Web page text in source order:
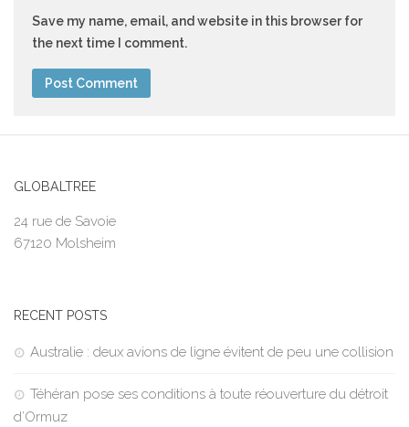
Save my name, email, and website in this browser for
the next time I comment.
GLOBALTREE
24 rue de Savoie
67120 Molsheim
RECENT POSTS
Australie : deux avions de ligne évitent de peu une collision
Téhéran pose ses conditions à toute réouverture du détroit
d’Ormuz